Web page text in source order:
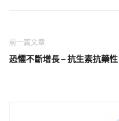
前一篇文章
恐懼不斷增長 – 抗生素抗藥性